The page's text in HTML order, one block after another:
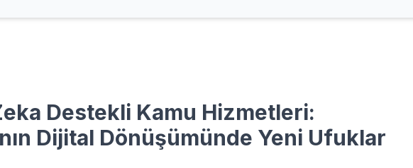
Destekli Kamu Hizmetleri:
Dijital Dönüşümünde Yeni Ufuklar